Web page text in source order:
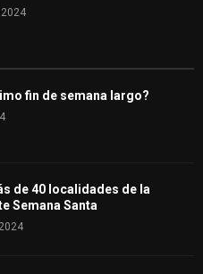
fin de semana largo?
de 40 localidades de la
Semana Santa